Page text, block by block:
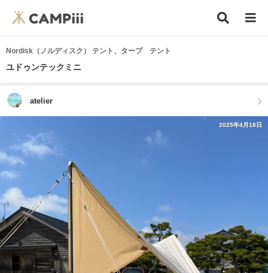
Nordisk（ノルディスク） テント、タープ テント
ユドゥンテックミニ
atelier
2025年4月18日